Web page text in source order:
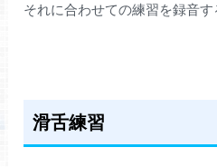
それに合わせての練習を録音す
滑舌練習